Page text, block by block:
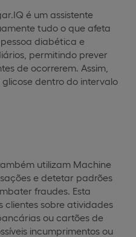
é um assistente
tudo o que afeta
diabética e
permitindo prever
de ocorrerem. Assim,
dentro do intervalo
utilizam Machine
e detetar padrões
fraudes. Esta
clientes sobre atividades
ou cartões de
incumprimentos ou